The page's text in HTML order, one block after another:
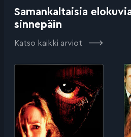
Samankaltaisia
sinnepäin
Katso kaikki arviot